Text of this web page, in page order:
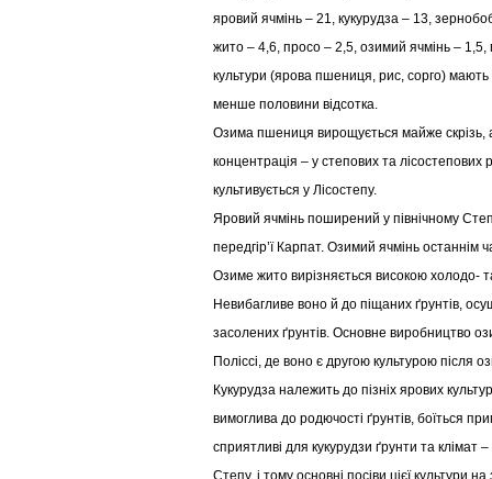
яровий ячмінь – 21, кукурудза – 13,
жито – 4,6, просо – 2,5, озимий ячмінь – 1,5,
культури (ярова пшениця, рис, сорго) мають
менше половини відсотка.
Озима пшениця вирощується майже скрізь,
концентрація – у степових та
культивується у Лісостепу.
Яровий ячмінь поширений у північному
передгір’ї Карпат. Озимий ячмінь останнім
Озиме жито вирізняється високою холодо-
Невибагливе воно й до піщаних ґрунтів,
засолених ґрунтів. Основне виробництво
Поліссі, де воно є другою культурою після
Кукурудза належить до пізніх ярових
вимоглива до родючості ґрунтів, боїться
сприятливі для кукурудзи ґрунти та клімат